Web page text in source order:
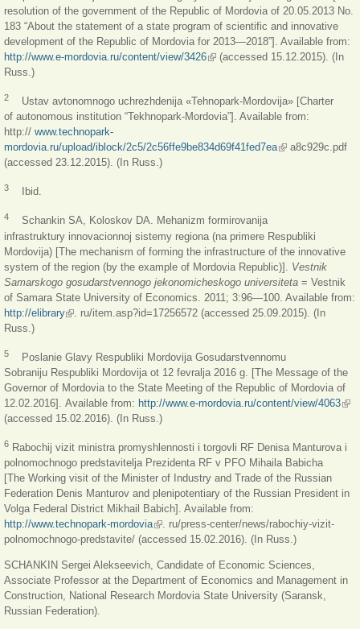
resolution of the government of the Republic of Mordovia of 20.05.2013 No.
183 “About the statement of a state program of scientific and innovative
development of the Republic of Mordovia for 2013—2018”]. Available from:
http://www.e-mordovia.ru/content/view/3426(link is external)
(accessed 15.12.2015). (In
Russ.)
2
Ustav avtonomnogo uchrezhdenija «Tehnopark-Mordovija» [Charter
of autonomous institution “Tekhnopark-Mordovia”]. Available from:
http:// www.technopark-
mordovia.ru/upload/iblock/2c5/2c56ffe9be834d69f41fed7ea(link is external)
a8c929c.pdf
(accessed 23.12.2015). (In Russ.)
3 Ibid.
4
Schankin SA, Koloskov DA. Mehanizm formirovanija
infrastruktury innovacionnoj sistemy regiona (na primere Respubliki
Mordovija) [The mechanism of forming the infrastructure of the innovative
system of the region (by the example of Mordovia Republic)]. Vestnik
Samarskogo gosudarstvennogo jekonomicheskogo universiteta = Vestnik
of Samara State University of Economics. 2011; 3:96—100. Available from:
http://elibrary(link is external)
. ru/item.asp?id=17256572 (accessed 25.09.2015). (In
Russ.)
5
Poslanie Glavy Respubliki Mordovija Gosudarstvennomu
Sobraniju Respubliki Mordovija ot 12 fevralja 2016 g. [The Message of the
Governor of Mordovia to the State Meeting of the Republic of Mordovia of
12.02.2016]. Available from: http://www.e-mordovia.ru/content/view/4063
(accessed 15.02.2016). (In Russ.)
6 Rabochij vizit ministra promyshlennosti i torgovli RF Denisa Manturova i
polnomochnogo predstavitelja Prezidenta RF v PFO Mihaila Babicha
[The Working visit of the Minister of Industry and Trade of the Russian
Federation Denis Manturov and plenipotentiary of the Russian President in
Volga Federal District Mikhail Babich]. Available from:
http://www.technopark-mordovia(link is external)
. ru/press-center/news/rabochiy-vizit-
polnomochnogo-predstavite/ (accessed 15.02.2016). (In Russ.)
SCHANKIN Sergei Alekseevich, Candidate of Economic Sciences,
Associate Professor at the Department of Economics and Management in
Construction, National Research Mordovia State University (Saransk,
Russian Federation).